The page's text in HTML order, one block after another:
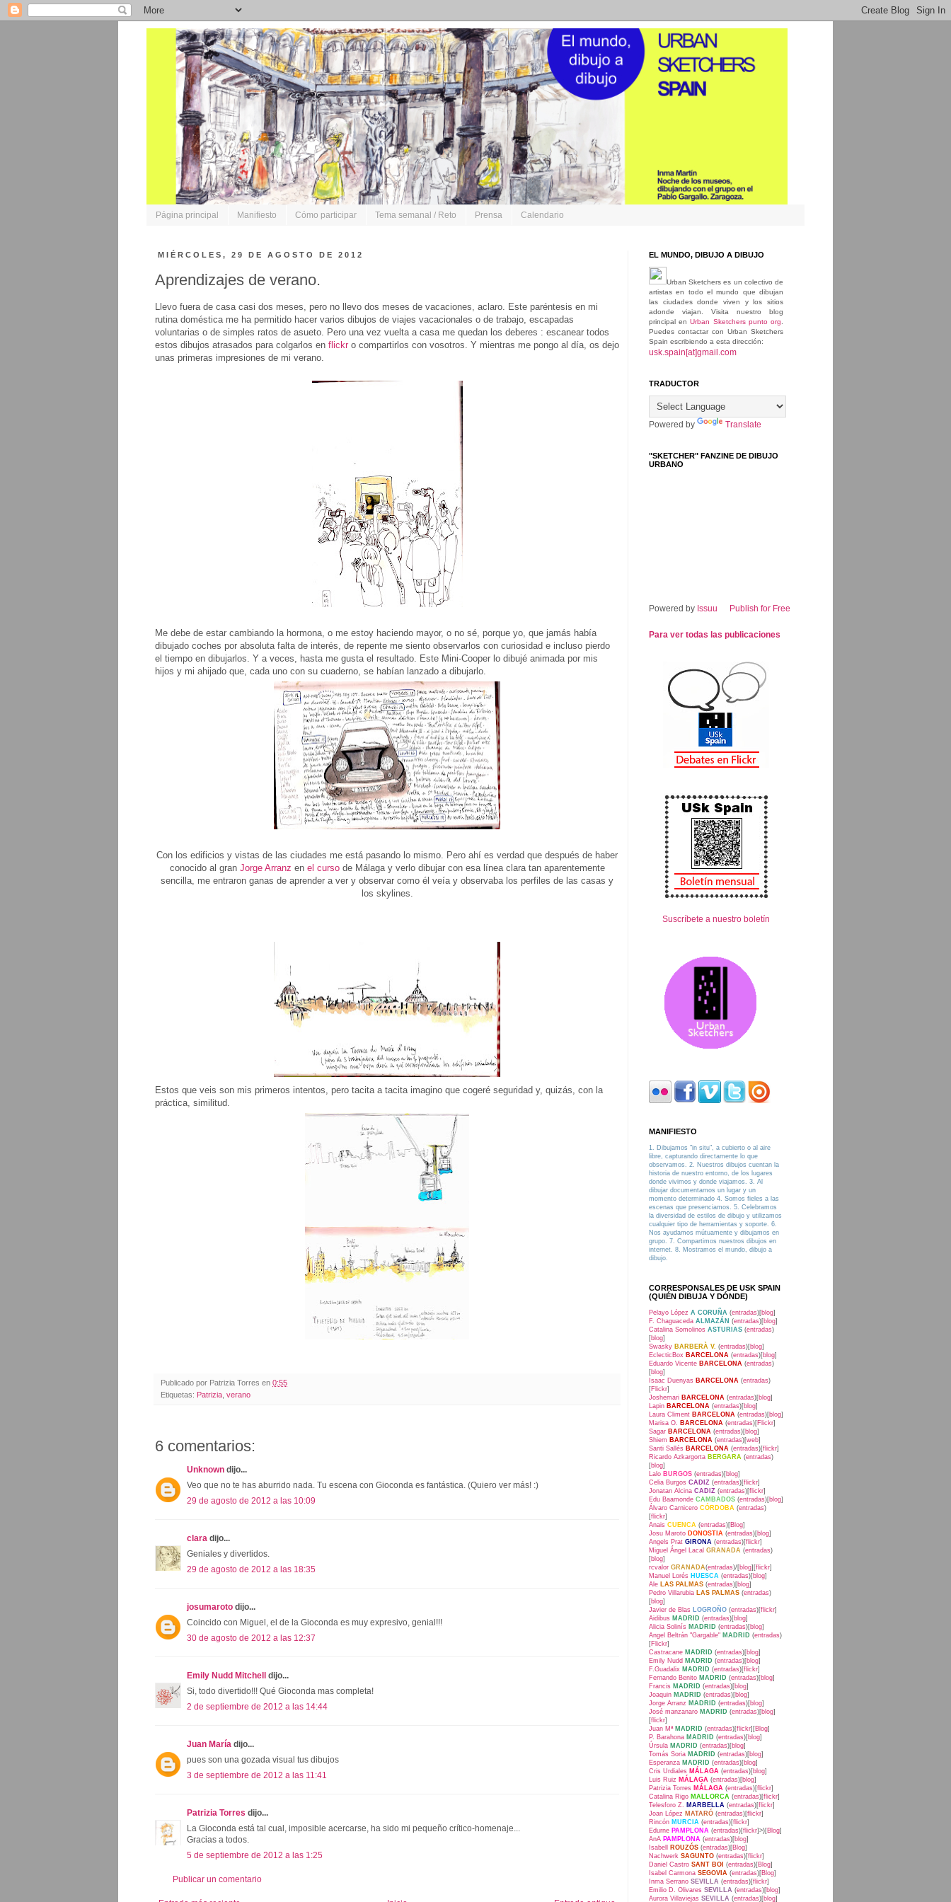
Página principal Manifiesto Cómo participar Tema semanal / Reto Prensa Calendario
MIÉRCOLES, 29 DE AGOSTO DE 2012
Aprendizajes de verano.
Llevo fuera de casa casi dos meses, pero no llevo dos meses de vacaciones, aclaro. Este paréntesis en mi
rutina doméstica me ha permitido hacer varios dibujos de viajes vacacionales o de trabajo, escapadas
voluntarias o de simples ratos de asueto. Pero una vez vuelta a casa me quedan los deberes : escanear todos
estos dibujos atrasados para colgarlos en flickr o compartirlos con vosotros. Y mientras me pongo al día, os dejo
unas primeras impresiones de mi verano.
Me debe de estar cambiando la hormona, o me estoy haciendo mayor, o no sé, porque yo, que jamás había
dibujado coches por absoluta falta de interés, de repente me siento observarlos con curiosidad e incluso pierdo
el tiempo en dibujarlos. Y a veces, hasta me gusta el resultado. Este Mini-Cooper lo dibujé animada por mis
hijos y mi ahijado que, cada uno con su cuaderno, se habían lanzado a dibujarlo.
Con los edificios y vistas de las ciudades me está pasando lo mismo. Pero ahí es verdad que después de haber
conocido al gran Jorge Arranz en el cursode Málaga y verlo dibujar con esa línea clara tan aparentemente
sencilla, me entraron ganas de aprender a ver y observar como él veía y observaba los perfiles de las casas y
los skylines.
Estos que veis son mis primeros intentos, pero tacita a tacita imagino que cogeré seguridad y, quizás, con la
práctica, similitud.
Publicado por Patrizia Torres en 0:55
Etiquetas: Patrizia verano
6 comentarios:
Unknown dijo...
Veo que no te has aburrido nada. Tu escena con Gioconda es fantástica. (Quiero ver más! :)
29 de agosto de 2012 a las 10:09
clara dijo...
Geniales y divertidos.
29 de agosto de 2012 a las 18:35
josumaroto dijo...
Coincido con Miguel, el de la Gioconda es muy expresivo, genial!!!
30 de agosto de 2012 a las 12:37
Emily Nudd Mitchell
dijo...
Si, todo divertido!!! Qué Gioconda mas completa!
2 de septiembre de 2012 a las 14:44
Juan María dijo...
pues son una gozada visual tus dibujos
3 de septiembre de 2012 a las 11:41
Patrizia Torres dijo...
La Gioconda está tal cual, imposible acercarse, ha sido mi pequeño crítico-homenaje...
Gracias a todos.
5 de septiembre de 2012 a las 1:25
Publicar un comentario
EL MUNDO, DIBUJO A DIBUJO
Urban Sketchers es un colectivo de
artistas en todo el mundo que dibujan
las ciudades donde viven y los sitios
adonde viajan. Visita nuestro blog
principal enUrban Sketchers punto org.
Puedes contactar con Urban Sketchers
Spain escribiendo a esta dirección:
usk.spain[at]gmail.com
TRADUCTOR
Powered by Translate
"SKETCHER" FANZINE DE DIBUJO
URBANO
Powered by Issuu Publish for Free
Para ver todas las publicaciones
Suscríbete a nuestro boletín
MANIFIESTO
1. Dibujamos "in situ", a cubierto o al aire
libre, capturando directamente lo que
observamos. 2. Nuestros dibujos cuentan la
historia de nuestro entorno, de los lugares
donde vivimos y donde viajamos. 3. Al
dibujar documentamos un lugar y un
momento determinado 4. Somos fieles a las
escenas que presenciamos. 5. Celebramos
la diversidad de estilos de dibujo y utilizamos
cualquier tipo de herramientas y soporte. 6.
Nos ayudamos mútuamente y dibujamos en
grupo. 7. Compartimos nuestros dibujos en
internet. 8. Mostramos el mundo, dibujo a
dibujo.
CORRESPONSALES DE USK SPAIN
(QUIÉN DIBUJA Y DÓNDE)
Pelayo López A CORUÑA (entradas)[blog]
F. Chaguaceda ALMAZÁN (entradas)[blog]
Catalina Somolinos ASTURIAS (entradas)
[blog]
Swasky BARBERÀ V. (entradas)[blog]
EclecticBox BARCELONA (entradas)[blog]
Eduardo Vicente BARCELONA (entradas)
[blog]
Isaac Duenyas BARCELONA (entradas)
[Flickr]
Joshemari BARCELONA (entradas)[blog]
Lapin BARCELONA (entradas)[blog]
Laura Climent BARCELONA (entradas)[blog]
Marisa O. BARCELONA (entradas)[Flickr]
Sagar BARCELONA (entradas)[blog]
Shiem BARCELONA (entradas)[web]
Santi Sallés BARCELONA (entradas)[flickr]
Ricardo Azkargorta BERGARA (entradas)
[blog]
Lalo BURGOS (entradas)[blog]
Celia Burgos CADIZ (entradas)[flickr]
Jonatan Alcina CADIZ (entradas)[flickr]
Edu Baamonde CAMBADOS (entradas)[blog]
Álvaro Carnicero CÓRDOBA (entradas)
[flickr]
Anais CUENCA (entradas)[Blog]
Josu Maroto DONOSTIA (entradas)[blog]
Angels Prat GIRONA (entradas)[flickr]
Miguel Ángel Lacal GRANADA (entradas)
[blog]
rcvalor GRANADA(entradas)/[blog][flickr]
Manuel Lorés HUESCA (entradas)[blog]
Ale LAS PALMAS (entradas)[blog]
Pedro Villarubia LAS PALMAS (entradas)
[blog]
Javier de Blas LOGROÑO (entradas)[flickr]
Aidibus MADRID (entradas)[blog]
Alicia Solinís MADRID (entradas)[blog]
Angel Beltrán "Gargable" MADRID (entradas)
[Flickr]
Castracane MADRID (entradas)[blog]
Emily Nudd MADRID (entradas)[blog]
F.Guadalix MADRID (entradas)[flickr]
Fernando Benito MADRID (entradas)[blog]
Francis MADRID (entradas)[blog]
Joaquin MADRID (entradas)[blog]
Jorge Arranz MADRID (entradas)[blog]
José manzanaro MADRID (entradas)[blog]
[flickr]
Juan Mª MADRID (entradas)[flickr][Blog]
P. Barahona MADRID (entradas)[blog]
Úrsula MADRID (entradas)[blog]
Tomás Soria MADRID (entradas)[blog]
Esperanza MADRID (entradas)[blog]
Cris Urdiales MÁLAGA (entradas)[blog]
Luis Ruiz MÁLAGA (entradas)[blog]
Patrizia Torres MÁLAGA (entradas)[flickr]
Catalina Rigo MALLORCA (entradas)[flickr]
Telesforo Z. MARBELLA (entradas)[flickr]
Joan López MATARÓ (entradas)[flickr]
Rincón MURCIA (entradas)[flickr]
Edurne PAMPLONA (entradas)[flickr]>)[Blog]
AnA PAMPLONA (entradas)[blog]
Isabell
ROUZÓS (entradas)[Blog]
Nachwerk SAGUNTO (entradas)[flickr]
Daniel Castro SANT BOI (entradas)[Blog]
Isabel Carmona SEGOVIA (entradas)[Blog]
Inma Serrano SEVILLA (entradas)[flickr]
Emilio D. Olivares SEVILLA (entradas)[blog]
Aurora Villaviejas SEVILLA (entradas)[blog]